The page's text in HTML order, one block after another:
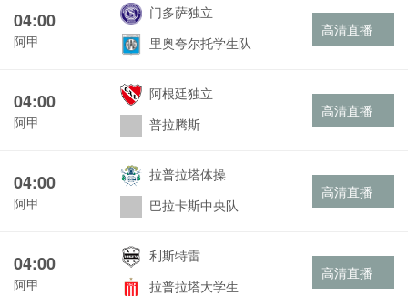
04:00
阿甲
门多萨独立
里奥夸尔托学生队
高清直播
04:00
阿甲
阿根廷独立
普拉腾斯
高清直播
04:00
阿甲
拉普拉塔体操
巴拉卡斯中央队
高清直播
04:00
阿甲
利斯特雷
拉普拉塔大学生
高清直播